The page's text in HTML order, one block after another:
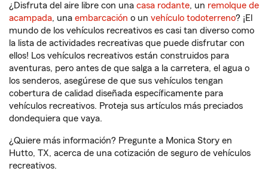
¿Disfruta del aire libre con una casa rodante, un remolque de
acampada, una embarcación o un vehículo todoterreno? ¡El
mundo de los vehículos recreativos es casi tan diverso como
la lista de actividades recreativas que puede disfrutar con
ellos! Los vehículos recreativos están construidos para
aventuras, pero antes de que salga a la carretera, el agua o
los senderos, asegúrese de que sus vehículos tengan
cobertura de calidad diseñada específicamente para
vehículos recreativos. Proteja sus artículos más preciados
dondequiera que vaya.
¿Quiere más información? Pregunte a Monica Story en
Hutto, TX, acerca de una cotización de seguro de vehículos
recreativos.